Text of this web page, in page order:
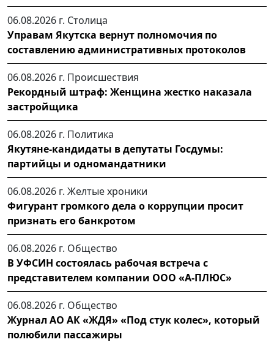
06.08.2026 г. Столица
Управам Якутска вернут полномочия по
составлению административных протоколов
06.08.2026 г. Происшествия
Рекордный штраф: Женщина жестко наказала
застройщика
06.08.2026 г. Политика
Якутяне-кандидаты в депутаты Госдумы:
партийцы и одномандатники
06.08.2026 г. Желтые хроники
Фигурант громкого дела о коррупции просит
признать его банкротом
06.08.2026 г. Общество
В УФСИН состоялась рабочая встреча с
представителем компании ООО «А-ПЛЮС»
06.08.2026 г. Общество
Журнал АО АК «ЖДЯ» «Под стук колес», который
полюбили пассажиры